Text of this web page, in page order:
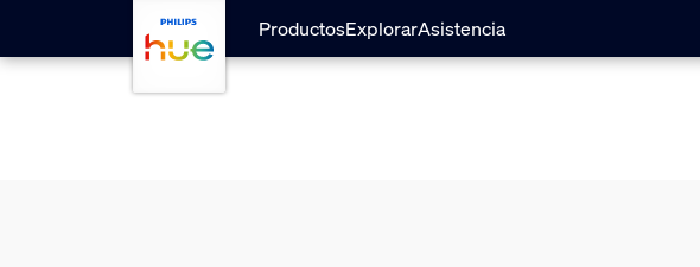
skip.to.main.content
ProductosExplorarAsistencia